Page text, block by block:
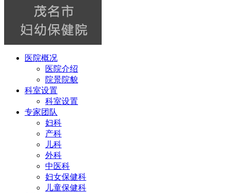
医院概况
医院介绍
院景院貌
科室设置
科室设置
专家团队
妇科
产科
儿科
外科
中医科
妇女保健科
儿童保健科